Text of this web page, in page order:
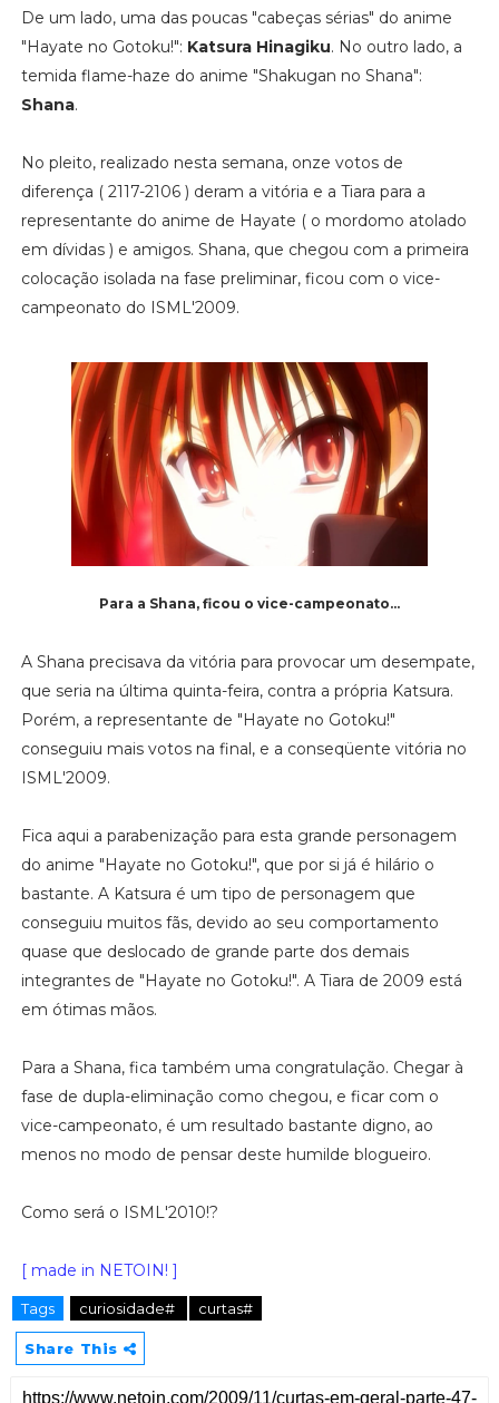
De um lado, uma das poucas "cabeças sérias" do anime
"Hayate no Gotoku!": Katsura Hinagiku. No outro lado, a
temida flame-haze do anime "Shakugan no Shana":
Shana.
No pleito, realizado nesta semana, onze votos de
diferença ( 2117-2106 ) deram a vitória e a Tiara para a
representante do anime de Hayate ( o mordomo atolado
em dívidas ) e amigos. Shana, que chegou com a primeira
colocação isolada na fase preliminar, ficou com o vice-
campeonato do ISML'2009.
Para a Shana, ficou o vice-campeonato...
A Shana precisava da vitória para provocar um desempate,
que seria na última quinta-feira, contra a própria Katsura.
Porém, a representante de "Hayate no Gotoku!"
conseguiu mais votos na final, e a conseqüente vitória no
ISML'2009.
Fica aqui a parabenização para esta grande personagem
do anime "Hayate no Gotoku!", que por si já é hilário o
bastante. A Katsura é um tipo de personagem que
conseguiu muitos fãs, devido ao seu comportamento
quase que deslocado de grande parte dos demais
integrantes de "Hayate no Gotoku!". A Tiara de 2009 está
em ótimas mãos.
Para a Shana, fica também uma congratulação. Chegar à
fase de dupla-eliminação como chegou, e ficar com o
vice-campeonato, é um resultado bastante digno, ao
menos no modo de pensar deste humilde blogueiro.
Como será o ISML'2010!?
[ made in NETOIN! ]
Tags curiosidade# curtas#
Share This